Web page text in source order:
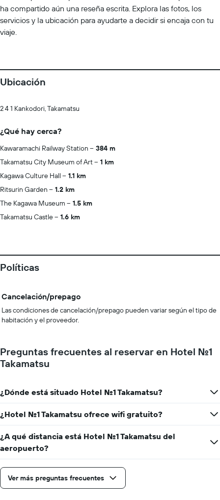
ha compartido aún una reseña escrita. Explora las fotos, los
servicios y la ubicación para ayudarte a decidir si encaja con tu
viaje.
Ubicación
2 4 1 Kankodori, Takamatsu
¿Qué hay cerca?
Kawaramachi Railway Station
384 m
Takamatsu City Museum of Art
1 km
Kagawa Culture Hall
1.1 km
Ritsurin Garden
1.2 km
The Kagawa Museum
1.5 km
Takamatsu Castle
1.6 km
Políticas
Cancelación/prepago
Las condiciones de cancelación/prepago pueden variar según el tipo de
habitación y el proveedor.
Preguntas frecuentes al reservar en Hotel No.1
Takamatsu
¿Dónde está situado Hotel No.1 Takamatsu?
¿Hotel No.1 Takamatsu ofrece wifi gratuito?
¿A qué distancia está Hotel No.1 Takamatsu del
aeropuerto?
Ver más preguntas frecuentes